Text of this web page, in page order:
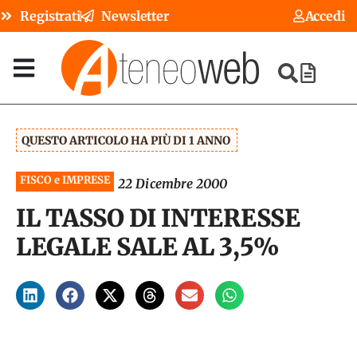
Registrati Newsletter Accedi
QUESTO ARTICOLO HA PIÙ DI 1 ANNO
FISCO e IMPRESE 22 Dicembre 2000
IL TASSO DI INTERESSE
LEGALE SALE AL 3,5%